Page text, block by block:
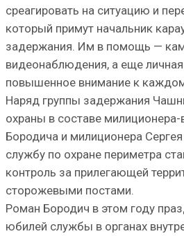
среагировать на ситуацию и
который примут начальник
задержания. Им в помощь —
видеонаблюдения, а еще
повышенное внимание к
Наряд группы задержания
охраны в составе
Бородича и милиционера Сергея
службу по охране периметра
контроль за прилегающей
сторожевыми постами.
Роман Бородич в этом году
юбилей службы в органах